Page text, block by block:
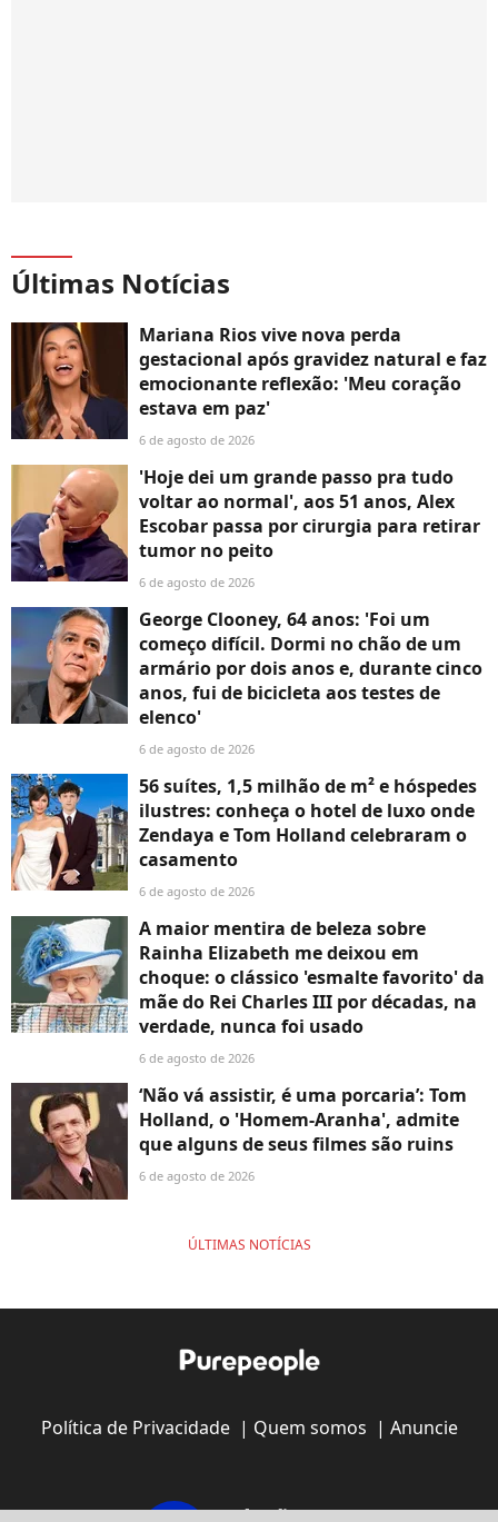
Últimas Notícias
Mariana Rios vive nova perda
gestacional após gravidez natural e faz
emocionante reflexão: 'Meu coração
estava em paz'
6 de agosto de 2026
'Hoje dei um grande passo pra tudo
voltar ao normal', aos 51 anos, Alex
Escobar passa por cirurgia para retirar
tumor no peito
6 de agosto de 2026
George Clooney, 64 anos: 'Foi um
começo difícil. Dormi no chão de um
armário por dois anos e, durante cinco
anos, fui de bicicleta aos testes de
elenco'
6 de agosto de 2026
56 suítes, 1,5 milhão de m² e hóspedes
ilustres: conheça o hotel de luxo onde
Zendaya e Tom Holland celebraram o
casamento
6 de agosto de 2026
A maior mentira de beleza sobre
Rainha Elizabeth me deixou em
choque: o clássico 'esmalte favorito' da
mãe do Rei Charles III por décadas, na
verdade, nunca foi usado
6 de agosto de 2026
‘Não vá assistir, é uma porcaria’: Tom
Holland, o 'Homem-Aranha', admite
que alguns de seus filmes são ruins
6 de agosto de 2026
ÚLTIMAS NOTÍCIAS
Política de Privacidade| Quem somos | Anuncie